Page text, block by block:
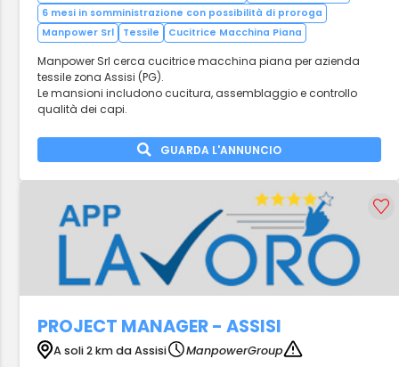
6 mesi in somministrazione con possibilità di proroga
Manpower Srl
Tessile Cucitrice Macchina Piana
Manpower Srl cerca cucitrice macchina piana per azienda
tessile zona Assisi (PG).
Le mansioni includono cucitura, assemblaggio e controllo
qualità dei capi.
GUARDA L'ANNUNCIO
PROJECT MANAGER - ASSISI
A soli 2 km da Assisi
ManpowerGroup